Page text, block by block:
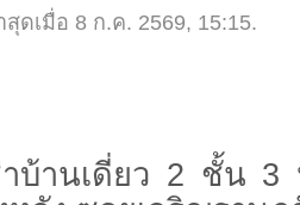
ดเมื่อ 8 ก.ค. 2569, 15:15.
าบ้านเดี่ยว 2 ชั้น